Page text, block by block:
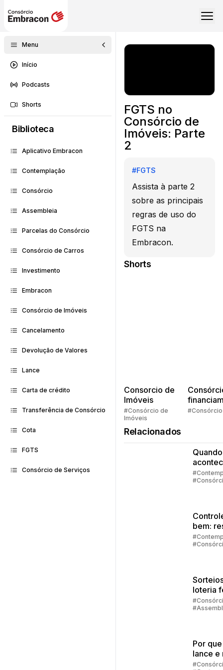
Menu
Início
Podcasts
Shorts
Biblioteca
Aplicativo Embracon
Contemplação
Consórcio
Assembleia
Parcelas do Consórcio
Consórcio de Carros
Investimento
Embracon
Consórcio de Imóveis
Cancelamento
Devolução de Valores
Lance
Carta de crédito
Transferência de Consórcio
Cota
FGTS
Consórcio de Serviços
FGTS no
Consórcio de
Imóveis: Parte
2
#FGTS
Assista à parte 2
sobre as principais
regras de uso do
FGTS na
Embracon.
Shorts
Consorcio de
Imóveis
#Consórcio de
Imóveis
Quem
#Consórcio
Relacionados
Quando
no
bem:
de
loteria
quando
Por
lance e